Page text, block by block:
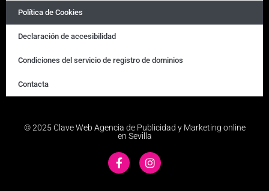
Política de Cookies
Declaración de accesibilidad
Condiciones del servicio de registro de dominios
Contacta
© 2025 Clave Web Agencia de Publicidad y Marketing online
en Sevilla